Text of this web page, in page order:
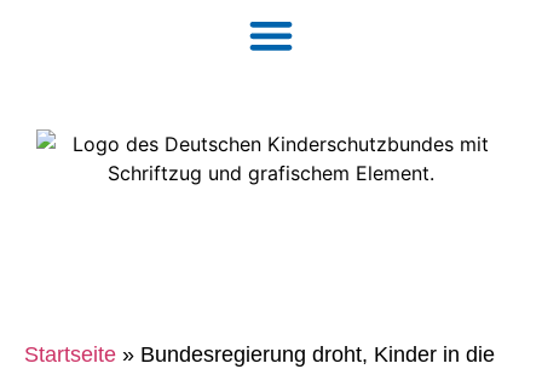
Startseite » Bundesregierung droht, Kinder in die